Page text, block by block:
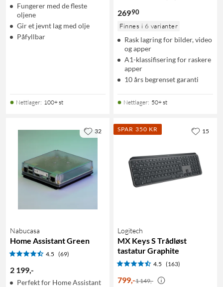
Fungerer med de fleste
oljene
Gir et jevnt lag med olje
Påfyllbar
Nettlager: 100+ st
26990
Finnes i 6 varianter
Rask lagring for bilder, video
og apper
A1-klassifisering for raskere
apper
10 års begrenset garanti
Nettlager: 50+ st
Nabucasa
Home Assistant Green
4.5 (69)
2 199,-
Perfekt for Home Assistant
32 SPAR 350 KR
Logitech
MX Keys S Trådløst
tastatur Graphite
4.5 (163)
799,-1 149,-
15